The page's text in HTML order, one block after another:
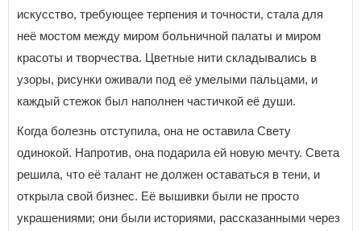
искусство, требующее терпения и точности, стала для
неё мостом между миром больничной палаты и миром
красоты и творчества. Цветные нити складывались в
узоры, рисунки оживали под её умелыми пальцами, и
каждый стежок был наполнен частичкой её души.
Когда болезнь отступила, она не оставила Свету
одинокой. Напротив, она подарила ей новую мечту. Света
решила, что её талант не должен оставаться в тени, и
открыла свой бизнес. Её вышивки были не просто
украшениями; они были историями, рассказанными через